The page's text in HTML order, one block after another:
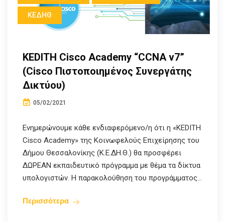
ΚΕΔΗΘ
KEDITH Cisco Academy “CCNA v7”
(Cisco Πιστοποιημένος Συνεργάτης
Δικτύου)
05/02/2021
Ενημερώνουμε κάθε ενδιαφερόμενο/η ότι η «KEDITH
Cisco Academy» της Κοινωφελούς Επιχείρησης του
Δήμου Θεσσαλονίκης (Κ.Ε.ΔΗ.Θ.) θα προσφέρει
ΔΩΡΕΑΝ εκπαιδευτικό πρόγραμμα με θέμα τα δίκτυα
υπολογιστών. Η παρακολούθηση του προγράμματος...
Περισσότερα